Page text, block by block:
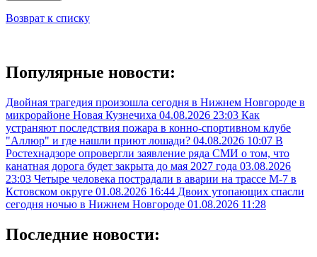
Возврат к списку
Популярные новости:
Двойная трагедия произошла сегодня в Нижнем Новгороде в
микрорайоне Новая Кузнечиха 04.08.2026 23:03 Как
устраняют последствия пожара в конно-спортивном клубе
"Аллюр" и где нашли приют лошади? 04.08.2026 10:07 В
Ростехнадзоре опровергли заявление ряда СМИ о том, что
канатная дорога будет закрыта до мая 2027 года 03.08.2026
23:03 Четыре человека пострадали в аварии на трассе М-7 в
Кстовском округе 01.08.2026 16:44 Двоих утопающих спасли
сегодня ночью в Нижнем Новгороде 01.08.2026 11:28
Последние новости: